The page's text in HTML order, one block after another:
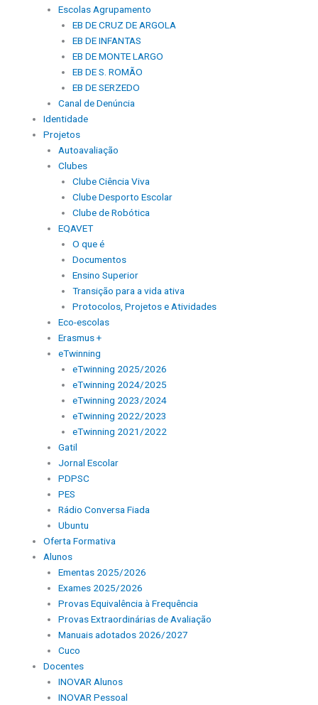
Escolas Agrupamento
EB DE CRUZ DE ARGOLA
EB DE INFANTAS
EB DE MONTE LARGO
EB DE S. ROMÃO
EB DE SERZEDO
Canal de Denúncia
Identidade
Projetos
Autoavaliação
Clubes
Clube Ciência Viva
Clube Desporto Escolar
Clube de Robótica
EQAVET
O que é
Documentos
Ensino Superior
Transição para a vida ativa
Protocolos, Projetos e Atividades
Eco-escolas
Erasmus +
eTwinning
eTwinning 2025/2026
eTwinning 2024/2025
eTwinning 2023/2024
eTwinning 2022/2023
eTwinning 2021/2022
Gatil
Jornal Escolar
PDPSC
PES
Rádio Conversa Fiada
Ubuntu
Oferta Formativa
Alunos
Ementas 2025/2026
Exames 2025/2026
Provas Equivalência à Frequência
Provas Extraordinárias de Avaliação
Manuais adotados 2026/2027
Cuco
Docentes
INOVAR Alunos
INOVAR Pessoal